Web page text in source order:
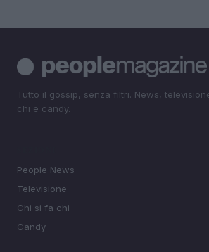
Tutto il gossip, senza filtri. News,
chi e candy.
People News
Televisione
Chi si fa chi
Candy